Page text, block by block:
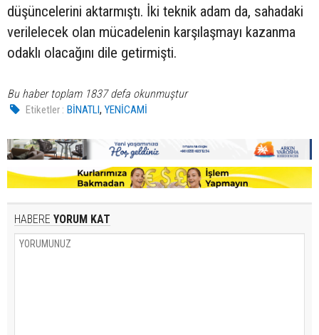
düşüncelerini aktarmıştı. İki teknik adam da, sahadaki
verilelecek olan mücadelenin karşılaşmayı kazanma
odaklı olacağını dile getirmişti.
Bu haber toplam 1837 defa okunmuştur
Etiketler : BİNATLI,YENİCAMİ
HABERE YORUM KAT